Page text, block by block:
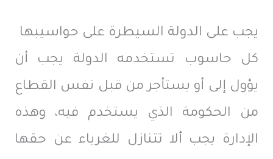
يجب على الدولة السيطرة على حواسيبها
كل حاسوب تستخدمه الدولة يجب أن
يؤول إلى أو يستأجر من قبل نفس القطاع
من الحكومة الذي يستخدم فيه، وهذه
الإدارة يجب ألا تتنازل للغرباء عن حقها